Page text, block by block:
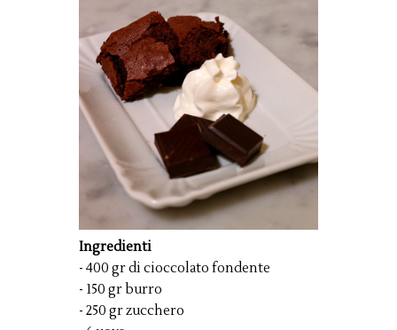
Ingredienti
- 400 gr di cioccolato fondente
- 150 gr burro
- 250 gr zucchero